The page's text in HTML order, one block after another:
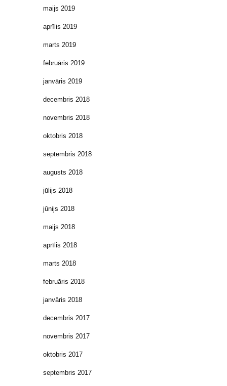
maijs 2019
aprīlis 2019
marts 2019
februāris 2019
janvāris 2019
decembris 2018
novembris 2018
oktobris 2018
septembris 2018
augusts 2018
jūlijs 2018
jūnijs 2018
maijs 2018
aprīlis 2018
marts 2018
februāris 2018
janvāris 2018
decembris 2017
novembris 2017
oktobris 2017
septembris 2017